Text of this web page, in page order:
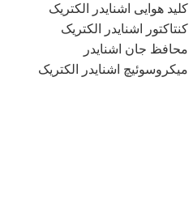
کلید هوایی اشنایدر الکتریک
کنتاکتور اشنایدر الکتریک
محافظ جان اشنایدر
میکروسوئیچ اشنایدر الکتریک